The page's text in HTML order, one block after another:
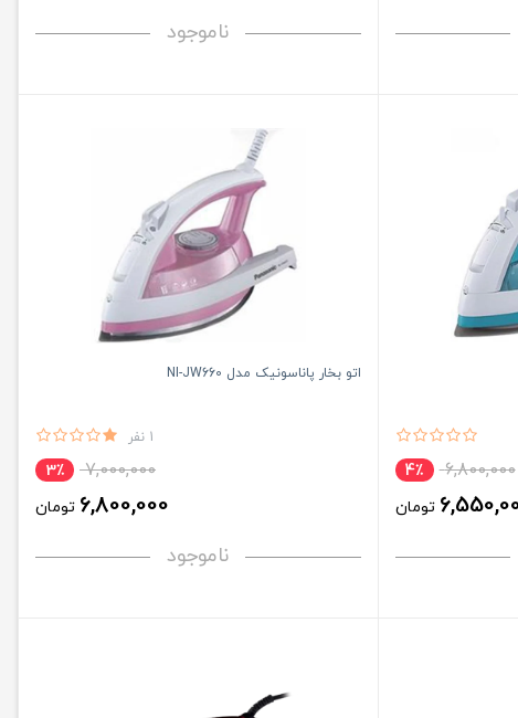
ناموجود
6,800,000 4٪
تومان
اتو بخار پاناسونیک مدل NI-JW660
1 نفر
7,000,000 3٪
6,800,000 تومان
ناموجود